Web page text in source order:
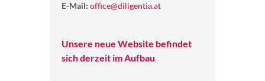
E-Mail: office@diligentia.at
Unsere neue Website befindet
sich derzeit im Aufbau